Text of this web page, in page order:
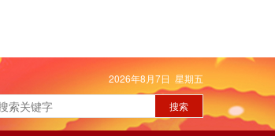
2026年8月7日 星期五